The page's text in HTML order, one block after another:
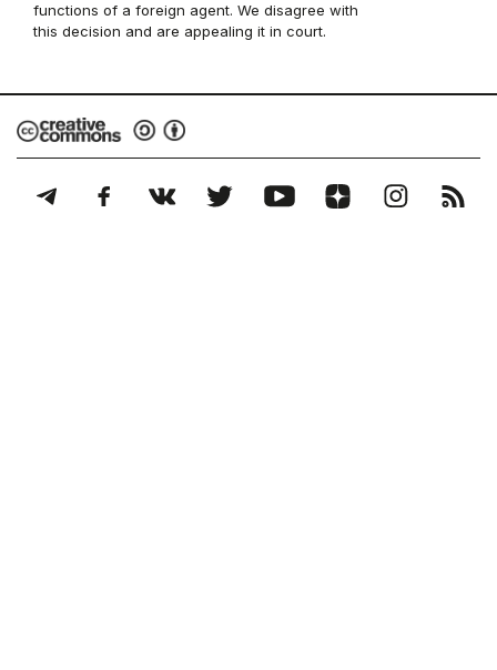
functions of a foreign agent. We disagree with
this decision and are appealing it in court.